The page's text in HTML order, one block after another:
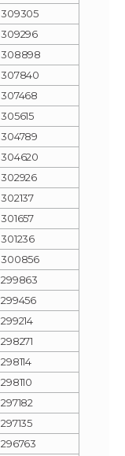
309305
309296
308898
307840
307468
305615
304789
304620
302926
302137
301657
301236
300856
299863
299456
299214
298271
298114
298110
297182
297135
296763